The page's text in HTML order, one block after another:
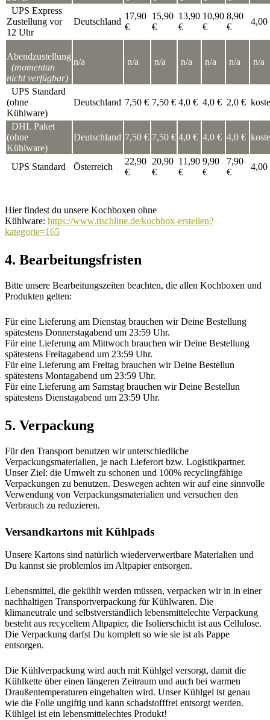
UPS Express
Zustellung vor
12 Uhr
Deutschland
17,90
€
15,90
€
13,90
€
10,90
€
8,90
€
4,00
Abendzustellung
(momentan
nicht verfügbar)
n/a n/a n/a n/a n/a n/a n/a
UPS Standard
(ohne
Kühlware)
Deutschland 7,50 € 7,50 € 4,0 € 4,0 € 2,0 €
DHL Paket
(ohne
Kühlware)
Deutschland 7,50 € 7,50 € 4,0 € 4,0 € 4,0 €
UPS Standard Österreich
22,90
€
20,90
€
11,90
€
9,90
€
7,90
€
4,00
Hier findest du unsere Kochboxen ohne
Kühlware: https://www.tischline.de/kochbox-erstellen?
kategorie=165
4. Bearbeitungsfristen
Bitte unsere Bearbeitungszeiten beachten, die allen Kochboxen und
Produkten gelten:
Für eine Lieferung am Dienstag brauchen wir Deine Bestellung
spätestens Donnerstagabend um 23:59 Uhr.
Für eine Lieferung am Mittwoch brauchen wir Deine Bestellung
spätestens Freitagabend um 23:59 Uhr.
Für eine Lieferung am Freitag brauchen wir Deine Bestellun
spätestens Montagabend um 23:59 Uhr.
Für eine Lieferung am Samstag brauchen wir Deine Bestellun
spätestens Dienstagabend um 23:59 Uhr.
5. Verpackung
Für den Transport benutzen wir unterschiedliche
Verpackungsmaterialien, je nach Lieferort bzw. Logistikpartner.
Unser Ziel: die Umwelt zu schonen und 100% recyclingfähige
Verpackungen zu benutzen. Deswegen achten wir auf eine sinnvolle
Verwendung von Verpackungsmaterialien und versuchen den
Verbrauch zu reduzieren.
Versandkartons mit Kühlpads
Unsere Kartons sind natürlich wiederverwertbare Materialien und
Du kannst sie problemlos im Altpapier entsorgen.
Lebensmittel, die gekühlt werden müssen, verpacken wir in in einer
nachhaltigen Transportverpackung für Kühlwaren. Die
klimaneutrale und selbstverständlich lebensmittelechte Verpackung
besteht aus recyceltem Altpapier, die Isolierschicht ist aus Cellulose.
Die Verpackung darfst Du komplett so wie sie ist als Pappe
entsorgen.
Die Kühlverpackung wird auch mit Kühlgel versorgt, damit die
Kühlkette über einen längeren Zeitraum und auch bei warmen
Draußentemperaturen eingehalten wird. Unser Kühlgel ist genau
wie die Folie ungiftig und kann schadstofffrei entsorgt werden.
Kühlgel ist ein lebensmittelechtes Produkt!